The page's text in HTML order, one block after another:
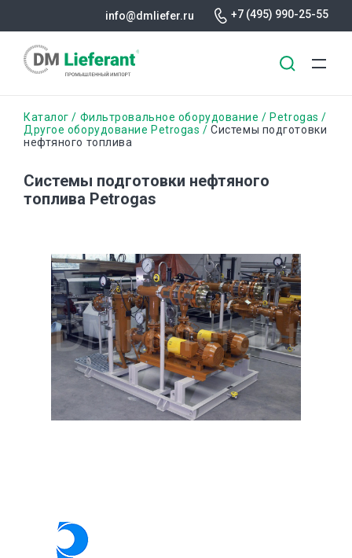
основному
info@dmliefer.ru +7 (495) 990-25-55
Строка
навигации
Каталог Фильтровальное оборудование
Petrogas
Другое оборудование Petrogas
Системы подготовки
нефтяного топлива
Системы подготовки нефтяного
топлива Petrogas